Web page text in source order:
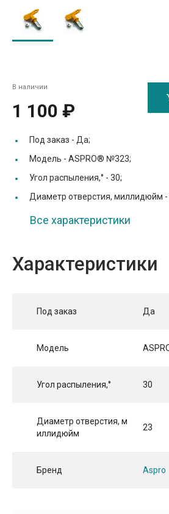
В наличии
1 100 ₽
Под заказ - Да;
Модель - ASPRO® №323;
Угол распыления,° - 30;
Диаметр отверстия, миллидюйм -
Все характеристики
Характеристики
Под заказ Да
Модель
Угол распыления,° 30
Диаметр отверстия, м
иллидюйм
23
Бренд Aspro